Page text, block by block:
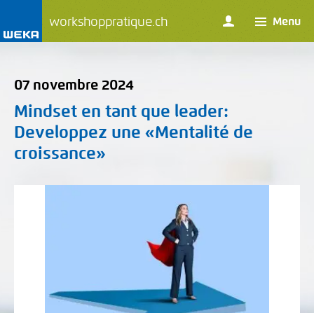
workshoppratique.ch Menu
07 novembre 2024
Mindset en tant que leader:
Developpez une «Mentalité de
croissance»